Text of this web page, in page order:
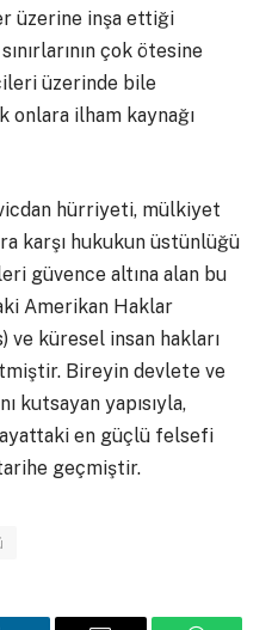
üzerine inşa ettiği
çok ötesine
üzerinde bile
ilham kaynağı
hürriyeti, mülkiyet
karşı hukukun üstünlüğü
güvence altına alan bu
Amerikan Haklar
ve küresel insan hakları
Bireyin devlete ve
kutsayan yapısıyla,
en güçlü felsefi
geçmiştir.